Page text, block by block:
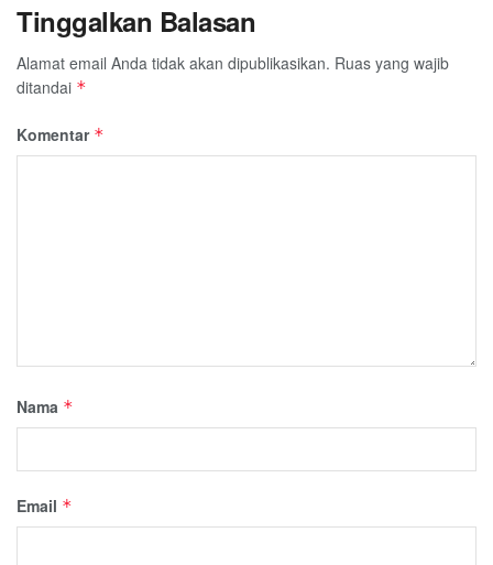
Tinggalkan Balasan
Alamat email Anda tidak akan dipublikasikan. Ruas yang wajib
ditandai *
Komentar *
Nama *
Email *